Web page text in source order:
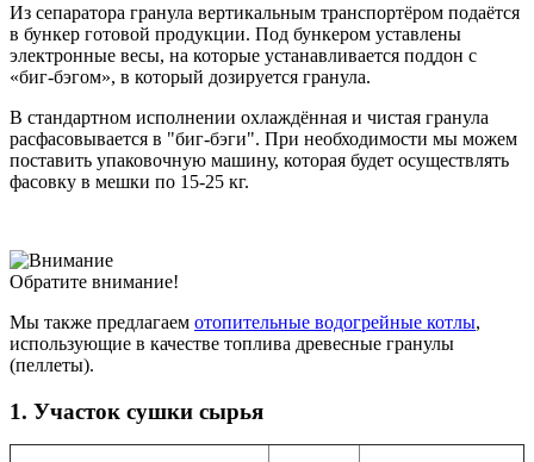
Из сепаратора гранула вертикальным транспортёром подаётся
в бункер готовой продукции. Под бункером уставлены
электронные весы, на которые устанавливается поддон с
«биг-бэгом», в который дозируется гранула.
В стандартном исполнении охлаждённая и чистая гранула
расфасовывается в "биг-бэги". При необходимости мы можем
поставить упаковочную машину, которая будет осуществлять
фасовку в мешки по 15-25 кг.
Обратите внимание!
Мы также предлагаем отопительные водогрейные котлы,
использующие в качестве топлива древесные гранулы
(пеллеты).
1. Участок сушки сырья